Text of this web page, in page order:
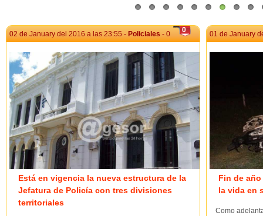
vandalismo.
0
02 de January del 2016 a las 23:55 - Policiales - 0
Está en vigencia la nueva estructura de la
Jefatura de Policía con tres divisiones
territoriales
01 de January
Fin de
la vida en
Como